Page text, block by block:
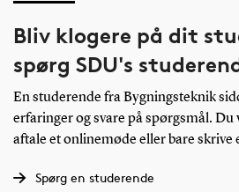
Bliv klogere på dit
spørg SDU's
En studerende fra Bygningsteknik
erfaringer og svare på spørgsmål. Du
aftale et onlinemøde eller bare skrive
Spørg en studerende